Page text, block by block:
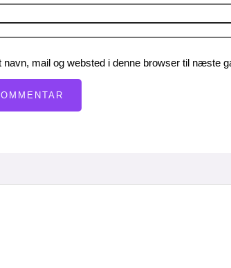
navn, mail og websted i denne browser til næste